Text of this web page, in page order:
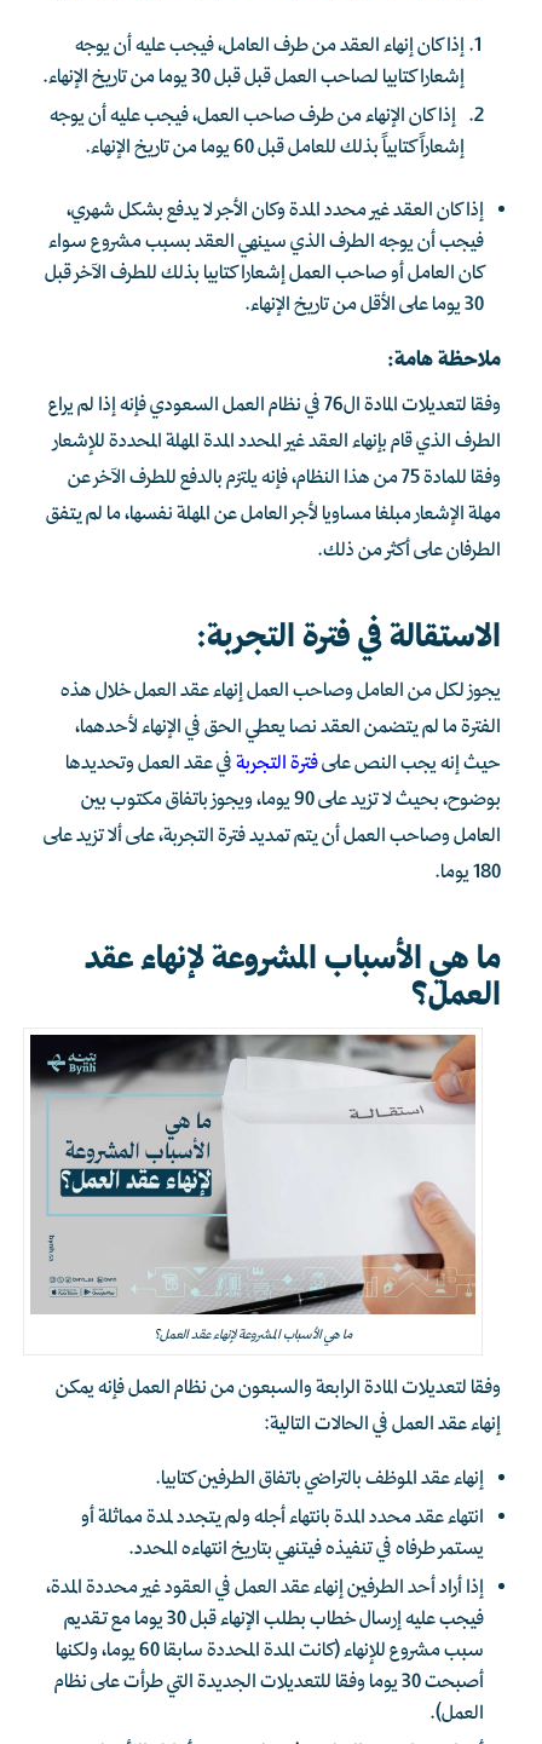
إذا كان إنهاء العقد من طرف العامل، فيجب عليه أن يوجه
إشعارا كتابيا لصاحب العمل قبل قبل 30 يوما من تاريخ الإنهاء.
إذا كان الإنهاء من طرف صاحب العمل، فيجب عليه أن يوجه
إشعاراً كتابياً بذلك للعامل قبل 60 يوما من تاريخ الإنهاء.
إذا كان العقد غير محدد المدة وكان الأجر لا يدفع بشكل شهري،
فيجب أن يوجه الطرف الذي سينهي العقد بسبب مشروع سواء
كان العامل أو صاحب العمل إشعارا كتابيا بذلك للطرف الآخر قبل
30 يوما على الأقل من تاريخ الإنهاء.
ملاحظة هامة:
وفقا لتعديلات المادة ال76 في نظام العمل السعودي فإنه إذا لم يراع
الطرف الذي قام بإنهاء العقد غير المحدد المدة المهلة المحددة للإشعار
وفقا للمادة 75 من هذا النظام، فإنه يلتزم بالدفع للطرف الآخر عن
مهلة الإشعار مبلغا مساويا لأجر العامل عن المهلة نفسها، ما لم يتفق
الطرفان على أكثر من ذلك.
الاستقالة في فترة التجربة:
يجوز لكل من العامل وصاحب العمل إنهاء عقد العمل خلال هذه
الفترة ما لم يتضمن العقد نصا يعطي الحق في الإنهاء لأحدهما،
حيث إنه يجب النص علىفترة التجربةفي عقد العمل وتحديدها
بوضوح، بحيث لا تزيد على 90 يوما، ويجوز باتفاق مكتوب بين
العامل وصاحب العمل أن يتم تمديد فترة التجربة، على ألا تزيد على
180 يوما.
ما هي الأسباب المشروعة لإنهاء عقد
العمل؟
ما هي الأسباب المشروعة لإنهاء عقد العمل؟
وفقا لتعديلات المادة الرابعة والسبعون من نظام العمل فإنه يمكن
إنهاء عقد العمل في الحالات التالية:
إنهاء عقد الموظف بالتراضي باتفاق الطرفين كتابيا.
انتهاء عقد محدد المدة بانتهاء أجله ولم يتجدد لمدة مماثلة أو
يستمر طرفاه في تنفيذه فيتنهي بتاريخ انتهاءه المحدد.
إذا أراد أحد الطرفين إنهاء عقد العمل في العقود غير محددة المدة،
فيجب عليه إرسال خطاب بطلب الإنهاء قبل 30 يوما مع تقديم
سبب مشروع للإنهاء (كانت المدة المحددة سابقا 60 يوما، ولكنها
أصبحت 30 يوما وفقا للتعديلات الجديدة التي طرأت على نظام
العمل).